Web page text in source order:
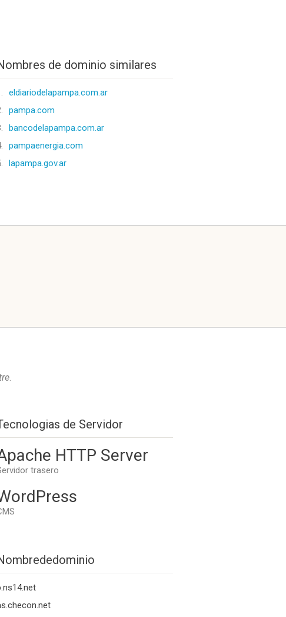
de dominio similares
eldiariodelapampa.com.ar
pampa.com
bancodelapampa.com.ar
pampaenergia.com
lapampa.gov.ar
.
de Servidor
HTTP Server
trasero